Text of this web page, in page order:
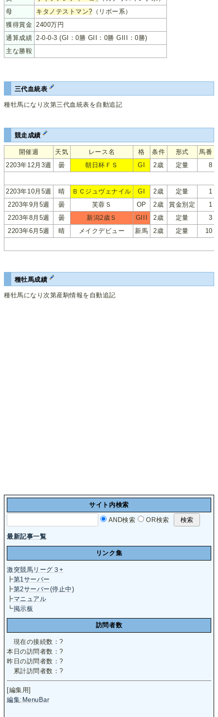
母
キタノテストマン? （リボー系）
獲得賞金 2400万円
通算成績 2-0-0-3 (GI：0勝 GII：0勝 GIII：0勝)
主な勝鞍
三代血統表
種牡馬になり次第三代血統表を自動追記
競走成績
開催週 天気 レース名 格 条件 形式 馬番
2203年12月3週
曇 朝日杯ＦＳ GI 2歳 定量 8
2203年10月5週 晴 ＢＣジュヴェナイル GI 2歳 定量
1
2203年9月5週
曇 芙蓉Ｓ OP 2歳 賞金別定
1
2203年8月5週
曇 新潟2歳Ｓ GIII 2歳 定量
3
2203年6月5週
晴 メイクデビュー 新馬 2歳 定量 10
種牡馬成績
種牡馬になり次第産駒情報を自動追記
サイト内検索
AND検索 OR検索
最新記事一覧
リンク集
激突競馬リーグ３+
┣第1サーバー
┣第2サーバー(停止中)
┣マニュアル
┗掲示板
訪問者数
現在の接続数：?
本日の訪問者数：?
昨日の訪問者数：?
累計訪問者数：?
[編集用]
編集:MenuBar